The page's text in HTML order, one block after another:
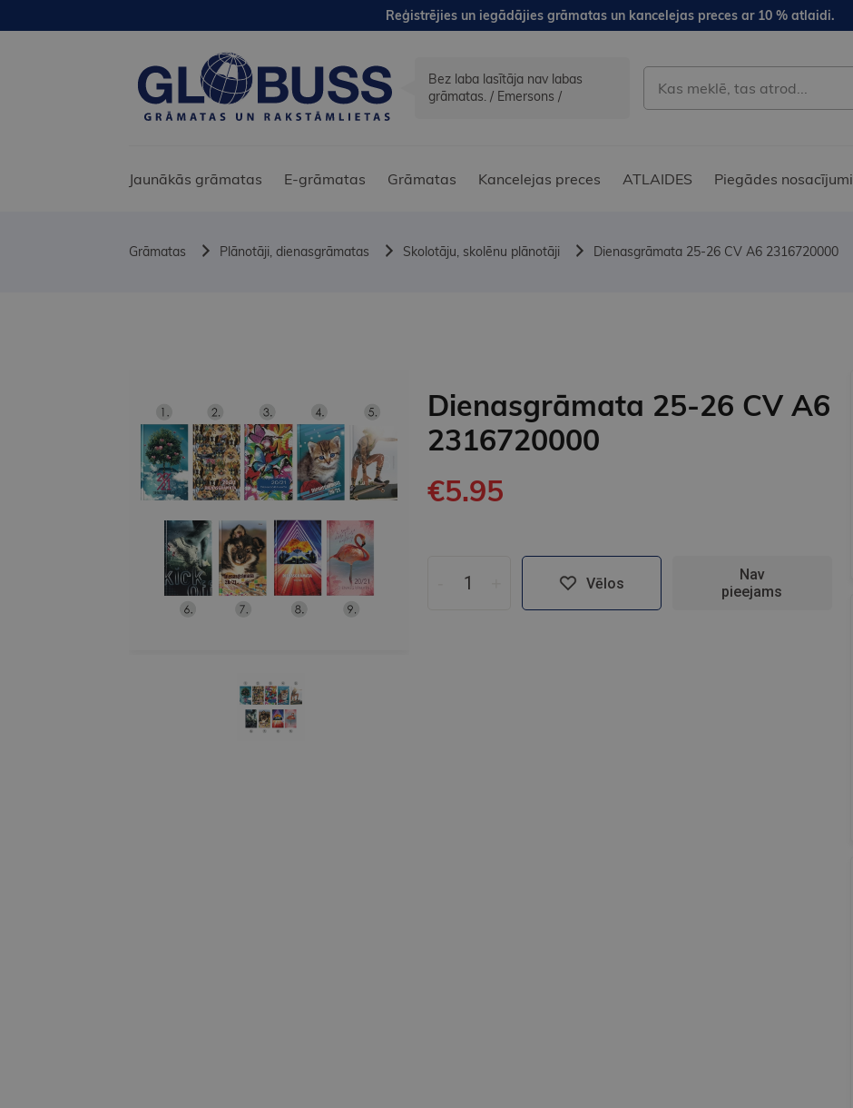
Reģistrējies un iegādājies grāmatas un kancelejas preces ar 10 % atlaidi.
Bez laba lasītāja nav labas
grāmatas. / Emersons /
Jaunākās grāmatas E-grāmatas Grāmatas Kancelejas preces ATLAIDES Piegādes nosacījumi
Grāmatas Plānotāji, dienasgrāmatas Skolotāju, skolēnu plānotāji Dienasgrāmata 25-26 CV A6 2316720000
Dienasgrāmata 25-26 CV A6
2316720000
€5.95
Vēlos
Nav
pieejams